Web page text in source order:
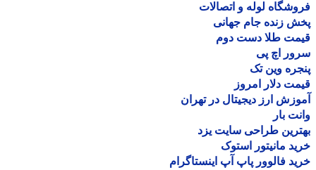
لوله و اتصالات
زنده جام جهانی
طلا دست دوم
اچ پی
وین تک
دلار امروز
ارز دیجیتال در تهران
بار
طراحی سایت یزد
مانیتور استوک
فالوور پاپ آپ اینستاگرام